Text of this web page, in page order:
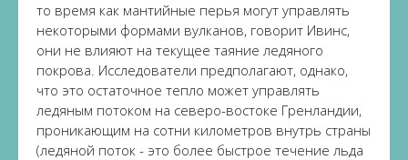
то время как мантийные перья могут управлять
некоторыми формами вулканов, говорит Ивинс,
они не влияют на текущее таяние ледяного
покрова. Исследователи предполагают, однако,
что это остаточное тепло может управлять
ледяным потоком на северо-востоке Гренландии,
проникающим на сотни километров внутрь страны
(ледяной поток - это более быстрое течение льда